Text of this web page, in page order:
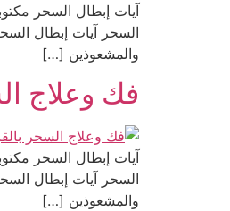
آيات إبطال السحر
السحر آيات إبطال
والمشعوذين […]
فك وعلاج
آيات إبطال السحر
السحر آيات إبطال
والمشعوذين […]